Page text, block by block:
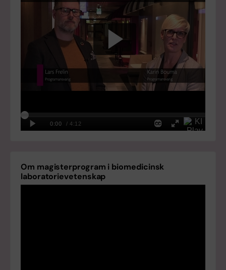
Om magisterprogram i biomedicinsk
laboratorievetenskap